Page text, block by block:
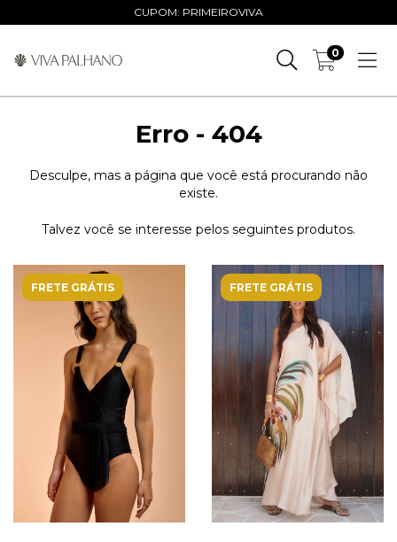
CUPOM: PRIMEIROVIVA
0
Erro - 404
Desculpe, mas a página que você está procurando não
existe.
Talvez você se interesse pelos seguintes produtos.
FRETE GRÁTIS FRETE GRÁTIS